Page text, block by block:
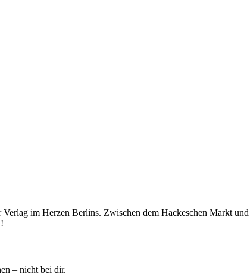
im Herzen Berlins. Zwischen dem Hackeschen Markt
– nicht bei dir.